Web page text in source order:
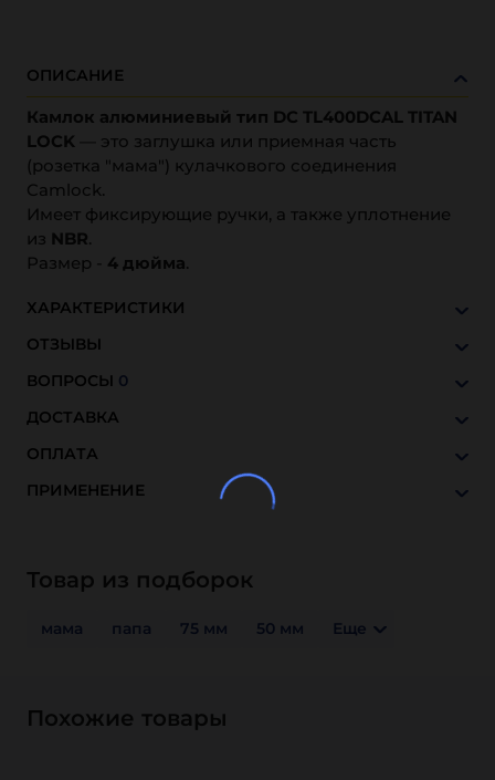
ОПИСАНИЕ
Камлок алюминиевый тип DC TL400DCAL TITAN
LOCK — это заглушка или приемная часть
(розетка "мама") кулачкового соединения
Camlock.
Имеет фиксирующие ручки, а также уплотнение
из NBR.
Размер - 4 дюйма.
ХАРАКТЕРИСТИКИ
ОТЗЫВЫ
ВОПРОСЫ 0
ДОСТАВКА
ОПЛАТА
ПРИМЕНЕНИЕ
Товар из подборок
мама папа 75 мм 50 мм Еще
Похожие товары